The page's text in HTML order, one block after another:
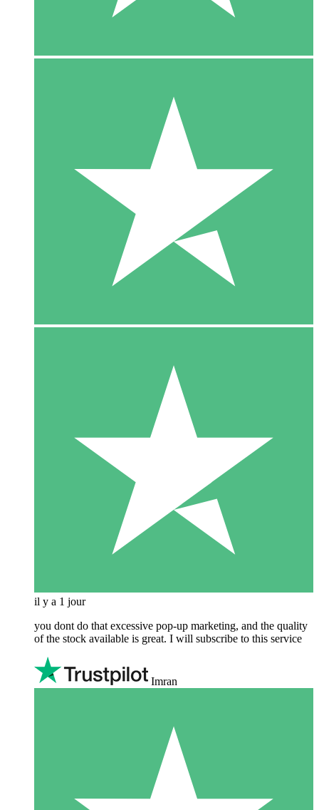
il y a 1 jour
you dont do that excessive pop-up marketing, and the quality
of the stock available is great. I will subscribe to this service
Imran